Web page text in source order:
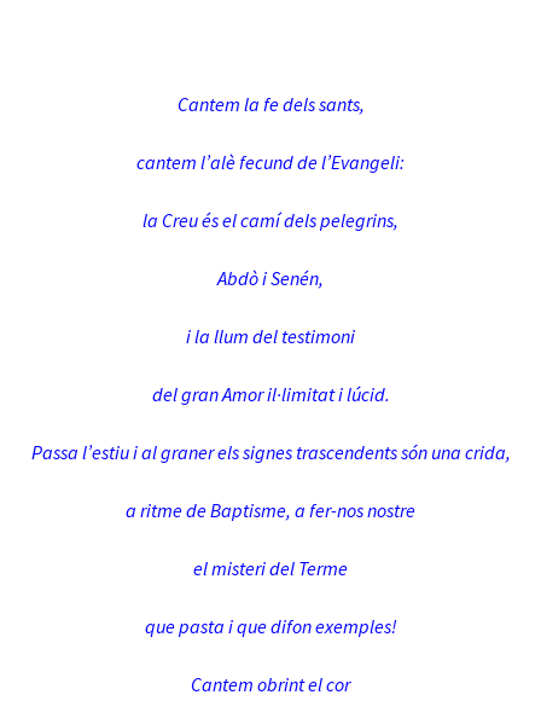
Cantem la fe dels sants,
cantem l’alè fecund de l’Evangeli:
la Creu és el camí dels pelegrins,
Abdò i Senén,
i la llum del testimoni
del gran Amor il·limitat i lúcid.
Passa l’estiu i al graner els signes trascendents són una crida,
a ritme de Baptisme, a fer-nos nostre
el misteri del Terme
que pasta i que difon exemples!
Cantem obrint el cor